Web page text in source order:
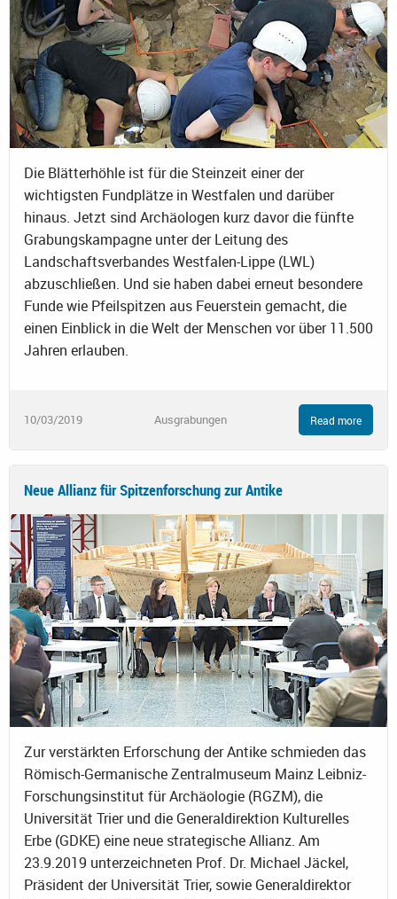
Die Blätterhöhle ist für die Steinzeit einer der
wichtigsten Fundplätze in Westfalen und darüber
hinaus. Jetzt sind Archäologen kurz davor die fünfte
Grabungskampagne unter der Leitung des
Landschaftsverbandes Westfalen-Lippe (LWL)
abzuschließen. Und sie haben dabei erneut besondere
Funde wie Pfeilspitzen aus Feuerstein gemacht, die
einen Einblick in die Welt der Menschen vor über 11.500
Jahren erlauben.
10/03/2019 Ausgrabungen Read more
Neue Allianz für Spitzenforschung zur Antike
Zur verstärkten Erforschung der Antike schmieden das
Römisch-Germanische Zentralmuseum Mainz Leibniz-
Forschungsinstitut für Archäologie (RGZM), die
Universität Trier und die Generaldirektion Kulturelles
Erbe (GDKE) eine neue strategische Allianz. Am
23.9.2019 unterzeichneten Prof. Dr. Michael Jäckel,
Präsident der Universität Trier, sowie Generaldirektor